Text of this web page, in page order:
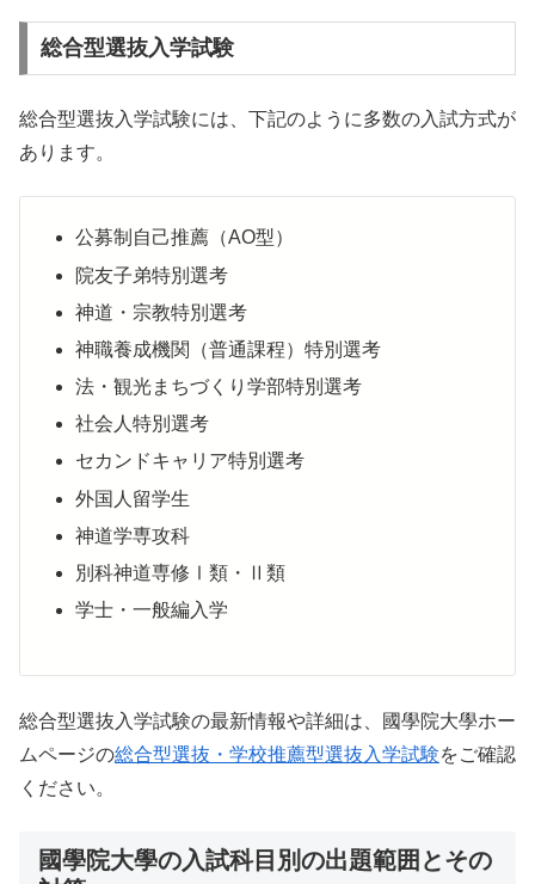
総合型選抜入学試験
総合型選抜入学試験には、下記のように多数の入試方式が
あります。
公募制自己推薦（AO型）
院友子弟特別選考
神道・宗教特別選考
神職養成機関（普通課程）特別選考
法・観光まちづくり学部特別選考
社会人特別選考
セカンドキャリア特別選考
外国人留学生
神道学専攻科
別科神道専修Ⅰ類・Ⅱ類
学士・一般編入学
総合型選抜入学試験の最新情報や詳細は、國學院大學ホー
ムページの総合型選抜・学校推薦型選抜入学試験をご確認
ください。
國學院大學の入試科目別の出題範囲とその